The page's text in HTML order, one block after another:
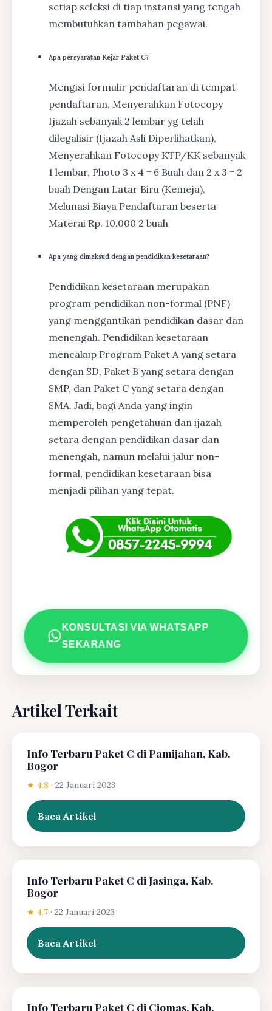
setiap seleksi di tiap instansi yang tengah
membutuhkan tambahan pegawai.
Apa persyaratan Kejar Paket C?
Mengisi formulir pendaftaran di tempat
pendaftaran, Menyerahkan Fotocopy
Ijazah sebanyak 2 lembar yg telah
dilegalisir (Ijazah Asli Diperlihatkan),
Menyerahkan Fotocopy KTP/KK sebanyak
1 lembar, Photo 3 x 4 = 6 Buah dan 2 x 3 = 2
buah Dengan Latar Biru (Kemeja),
Melunasi Biaya Pendaftaran beserta
Materai Rp. 10.000 2 buah
Apa yang dimaksud dengan pendidikan kesetaraan?
Pendidikan kesetaraan merupakan
program pendidikan non-formal (PNF)
yang menggantikan pendidikan dasar dan
menengah. Pendidikan kesetaraan
mencakup Program Paket A yang setara
dengan SD, Paket B yang setara dengan
SMP, dan Paket C yang setara dengan
SMA. Jadi, bagi Anda yang ingin
memperoleh pengetahuan dan ijazah
setara dengan pendidikan dasar dan
menengah, namun melalui jalur non-
formal, pendidikan kesetaraan bisa
menjadi pilihan yang tepat.
KONSULTASI VIA WHATSAPP
SEKARANG
Artikel Terkait
Info Terbaru Paket C di Pamijahan, Kab.
Bogor
★ 4.8 · 22 Januari 2023
Baca Artikel
Info Terbaru Paket C di Jasinga, Kab.
Bogor
★ 4.7 · 22 Januari 2023
Baca Artikel
Info Terbaru Paket C di Ciomas, Kab.